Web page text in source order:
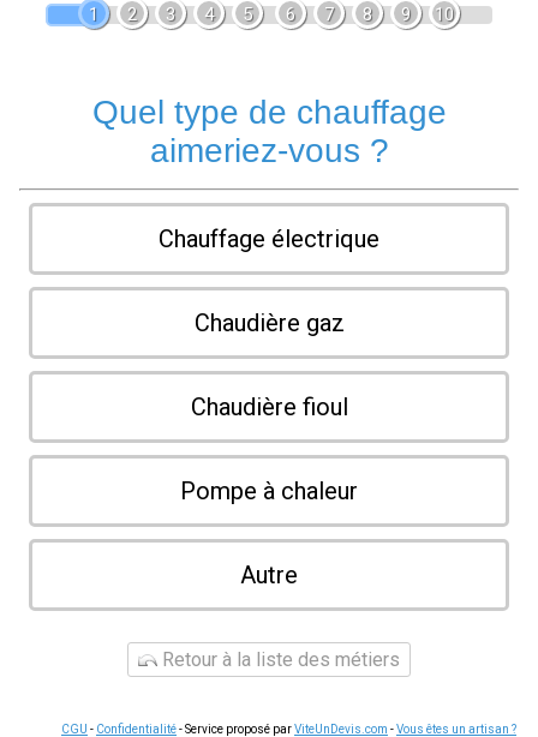
1 2 3 4 5 6 7 8 9 10
Quel type de chauffage
aimeriez-vous ?
Chauffage électrique
Chaudière gaz
Chaudière fioul
Pompe à chaleur
Autre
Retour à la liste des métiers
CGU - Confidentialité- Service proposé parViteUnDevis.com -Vous êtes un artisan ?